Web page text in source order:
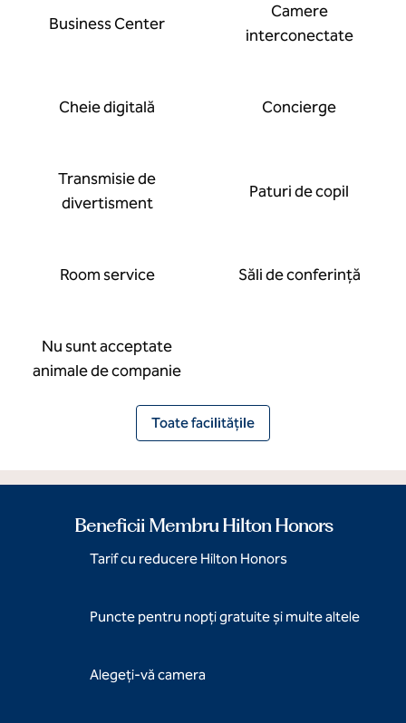
Business Center
Camere
interconectate
Cheie digitală Concierge
Transmisie de
divertisment
Paturi de copil
Room service Săli de conferință
Nu sunt acceptate
animale de companie
Toate facilitățile
Beneficii Membru Hilton Honors
Tarif cu reducere Hilton Honors
Puncte pentru nopți gratuite și multe altele
Alegeți-vă camera